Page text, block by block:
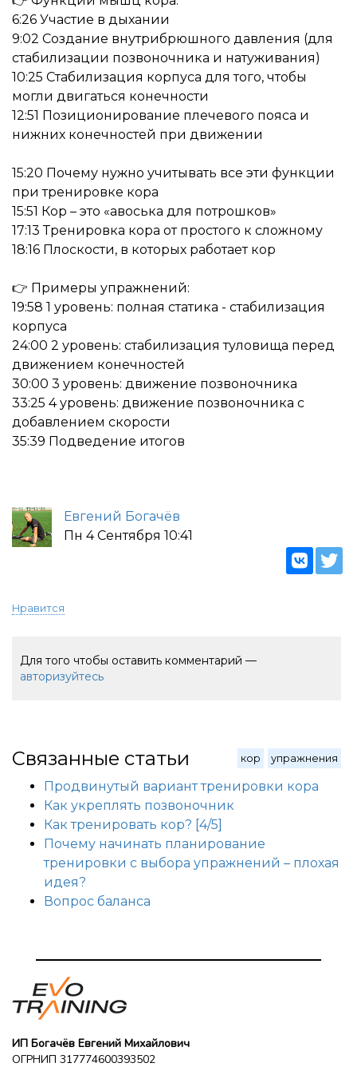
6:26 Участие в дыхании
9:02 Создание внутрибрюшного давления (для
стабилизации позвоночника и натуживания)
10:25 Стабилизация корпуса для того, чтобы
могли двигаться конечности
12:51 Позиционирование плечевого пояса и
нижних конечностей при движении
15:20 Почему нужно учитывать все эти функции
при тренировке кора
15:51 Кор – это «авоська для потрошков»
17:13 Тренировка кора от простого к сложному
18:16 Плоскости, в которых работает кор
👉 Примеры упражнений:
19:58 1 уровень: полная статика - стабилизация
корпуса
24:00 2 уровень: стабилизация туловища перед
движением конечностей
30:00 3 уровень: движение позвоночника
33:25 4 уровень: движение позвоночника с
добавлением скорости
35:39 Подведение итогов
Евгений Богачёв
Пн 4 Сентября 10:41
Нравится
Для того чтобы оставить комментарий —
авторизуйтесь
кор упражнения
Связанные статьи
Продвинутый вариант тренировки кора
Как укреплять позвоночник
Как тренировать кор? [4/5]
Почему начинать планирование
тренировки с выбора упражнений – плохая
идея?
Вопрос баланса
ИП Богачёв Евгений Михайлович
ОГРНИП 317774600393502